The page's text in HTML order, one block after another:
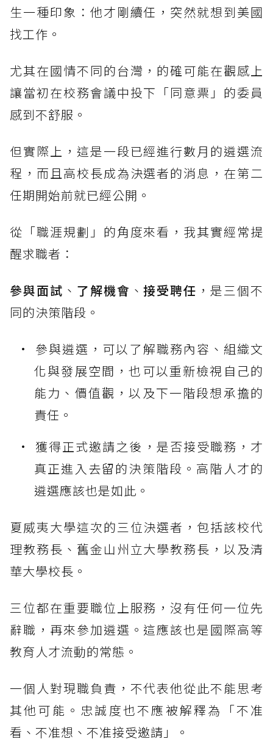
生一種印象：他才剛續任，突然就想到美國
找工作。
尤其在國情不同的台灣，的確可能在觀感上
讓當初在校務會議中投下「同意票」的委員
感到不舒服。
但實際上，這是一段已經進行數月的遴選流
程，而且高校長成為決選者的消息，在第二
任期開始前就已經公開。
從「職涯規劃」的角度來看，我其實經常提
醒求職者：
參與面試 、 了解機會 、接受聘任 ，是三個不
同的決策階段。
參與遴選，可以了解職務內容、組織文
化與發展空間，也可以重新檢視自己的
能力、價值觀，以及下一階段想承擔的
責任。
獲得正式邀請之後，是否接受職務，才
真正進入去留的決策階段。高階人才的
遴選應該也是如此。
夏威夷大學這次的三位決選者，包括該校代
理教務長、舊金山州立大學教務長，以及清
華大學校長。
三位都在重要職位上服務，沒有任何一位先
辭職，再來參加遴選。這應該也是國際高等
教育人才流動的常態。
一個人對現職負責，不代表他從此不能思考
其他可能。忠誠度也不應被解釋為「不准
看、不准想、不准接受邀請」。